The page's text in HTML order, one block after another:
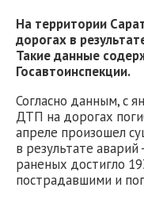
На территории
дорогах в
Такие данные
Госавтоинспекции.
Согласно данным, с
ДТП на дорогах
апреле произошел
в результате
раненых достигло
пострадавшими и